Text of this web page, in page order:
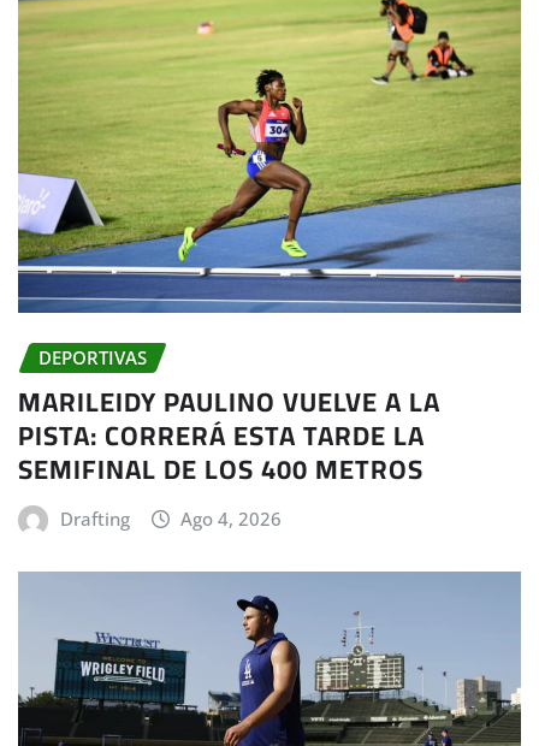
DEPORTIVAS
MARILEIDY PAULINO VUELVE A LA
PISTA: CORRERÁ ESTA TARDE LA
SEMIFINAL DE LOS 400 METROS
Drafting Ago 4, 2026